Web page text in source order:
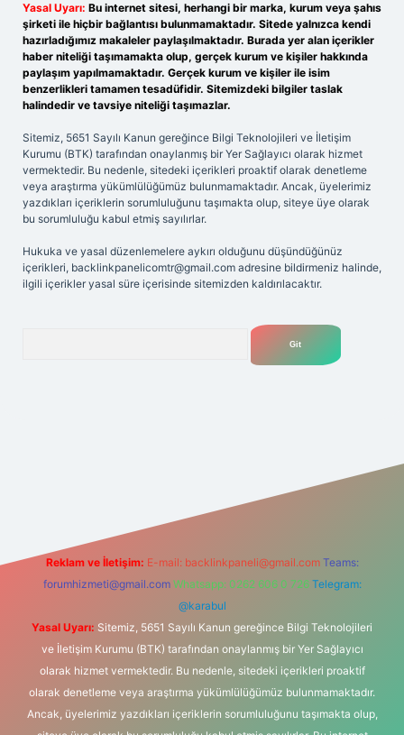
Yasal Uyarı: Bu internet sitesi, herhangi bir marka, kurum veya şahıs
şirketi ile hiçbir bağlantısı bulunmamaktadır. Sitede yalnızca kendi
hazırladığımız makaleler paylaşılmaktadır. Burada yer alan içerikler
haber niteliği taşımamakta olup, gerçek kurum ve kişiler hakkında
paylaşım yapılmamaktadır. Gerçek kurum ve kişiler ile isim
benzerlikleri tamamen tesadüfidir. Sitemizdeki bilgiler taslak
halindedir ve tavsiye niteliği taşımazlar.
Sitemiz, 5651 Sayılı Kanun gereğince Bilgi Teknolojileri ve İletişim
Kurumu (BTK) tarafından onaylanmış bir Yer Sağlayıcı olarak hizmet
vermektedir. Bu nedenle, sitedeki içerikleri proaktif olarak denetleme
veya araştırma yükümlülüğümüz bulunmamaktadır. Ancak, üyelerimiz
yazdıkları içeriklerin sorumluluğunu taşımakta olup, siteye üye olarak
bu sorumluluğu kabul etmiş sayılırlar.
Hukuka ve yasal düzenlemelere aykırı olduğunu düşündüğünüz
içerikleri, backlinkpanelicomtr@gmail.com adresine bildirmeniz halinde,
ilgili içerikler yasal süre içerisinde sitemizden kaldırılacaktır.
Reklam ve İletişim: E-mail: backlinkpaneli@gmail.com Teams:
forumhizmeti@gmail.com Whatsapp: 0262 606 0 726 Telegram:
@karabul
Yasal Uyarı: Sitemiz, 5651 Sayılı Kanun gereğince Bilgi Teknolojileri
ve İletişim Kurumu (BTK) tarafından onaylanmış bir Yer Sağlayıcı
olarak hizmet vermektedir. Bu nedenle, sitedeki içerikleri proaktif
olarak denetleme veya araştırma yükümlülüğümüz bulunmamaktadır.
Ancak, üyelerimiz yazdıkları içeriklerin sorumluluğunu taşımakta olup,